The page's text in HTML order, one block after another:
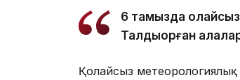
6 тамызда
Талдықорған
Қолайсыз